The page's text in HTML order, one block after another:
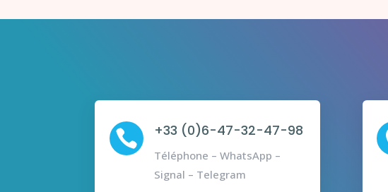
 +33 (0)6-47-32-47-98
Téléphone – WhatsApp –
Signal – Telegram